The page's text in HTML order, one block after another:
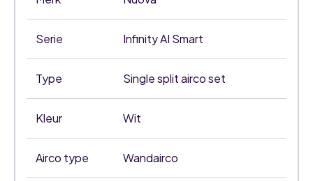
aantal
Serie Infinity AI Smart
Type Single split airco set
Kleur Wit
Airco type Wandairco